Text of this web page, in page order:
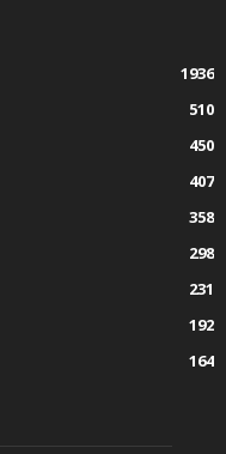
1936
510
450
407
358
298
231
192
164